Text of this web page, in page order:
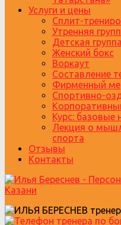
Услуги и цены
Сплит-
Утренняя
Детская
Женский бокс
Воркаут
Составление
Фирменный
Спортивно-
Курс: базовые
Лекция о
спорта
Отзывы
Контакты